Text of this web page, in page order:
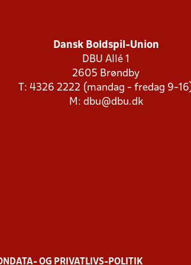
Dansk Boldspil-Union
DBU Allé 1
2605 Brøndby
T: 4326 2222 (mandag - fredag 9-
M: dbu@dbu.dk
OG PRIVATLIVS-POLITIK